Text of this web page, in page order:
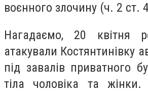
воєнного злочину (ч. 2 ст.
Нагадаємо, 20 квітня
атакували Костянтинівку
під завалів приватного
тіла чоловіка та жінки.